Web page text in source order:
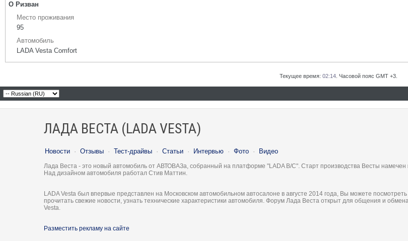
О Ризван
Место проживания
95
Автомобиль
LADA Vesta Сomfort
Текущее время: 02:14 . Часовой пояс GMT +3.
ЛАДА ВЕСТА (LADA VESTA)
Новости · Отзывы · Тест-драйвы · Статьи · Интервью · Фото · Видео
Лада Веста - это новый автомобиль от АВТОВАЗа, собранный на платформе "LADA B/C". Старт производства Весты намечен
Над дизайном автомобиля работал Стив Маттин.
LADA Vesta был впервые представлен на Московском автомобильном автосалоне в августе 2014 года, Вы можете
прочитать свежие новости, узнать технические характеристики автомобиля. Форум Лада Веста открыт для общения и
Vesta.
Разместить рекламу на сайте